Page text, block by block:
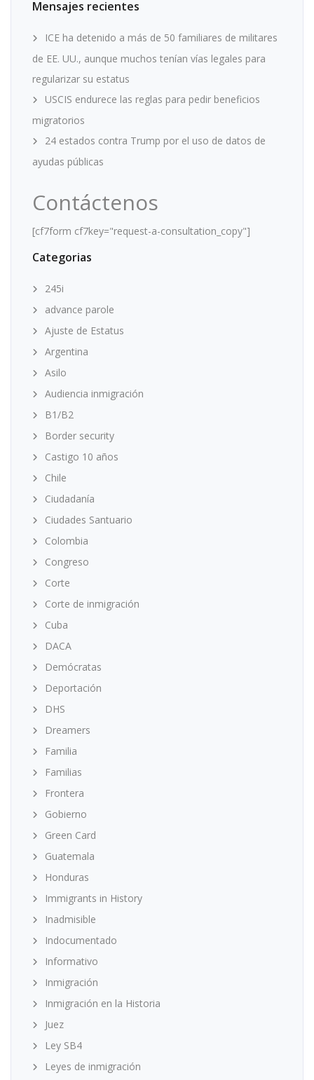
Mensajes recientes
ICE ha detenido a más de 50 familiares de militares
de EE. UU., aunque muchos tenían vías legales para
regularizar su estatus
USCIS endurece las reglas para pedir beneficios
migratorios
24 estados contra Trump por el uso de datos de
ayudas públicas
Contáctenos
[cf7form cf7key="request-a-consultation_copy"]
Categorias
245i
advance parole
Ajuste de Estatus
Argentina
Asilo
Audiencia inmigración
B1/B2
Border security
Castigo 10 años
Chile
Ciudadanía
Ciudades Santuario
Colombia
Congreso
Corte
Corte de inmigración
Cuba
DACA
Demócratas
Deportación
DHS
Dreamers
Familia
Familias
Frontera
Gobierno
Green Card
Guatemala
Honduras
Immigrants in History
Inadmisible
Indocumentado
Informativo
Inmigración
Inmigración en la Historia
Juez
Ley SB4
Leyes de inmigración